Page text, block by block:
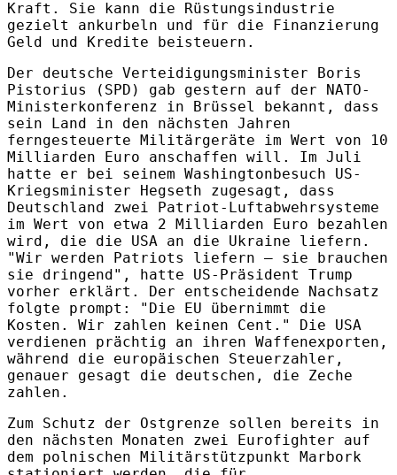
Kraft. Sie kann die Rüstungsindustrie
gezielt ankurbeln und für die Finanzierung
Geld und Kredite beisteuern.
Der deutsche Verteidigungsminister Boris
Pistorius (SPD) gab gestern auf der NATO-
Ministerkonferenz in Brüssel bekannt, dass
sein Land in den nächsten Jahren
ferngesteuerte Militärgeräte im Wert von 10
Milliarden Euro anschaffen will. Im Juli
hatte er bei seinem Washingtonbesuch US-
Kriegsminister Hegseth zugesagt, dass
Deutschland zwei Patriot-Luftabwehrsysteme
im Wert von etwa 2 Milliarden Euro bezahlen
wird, die die USA an die Ukraine liefern.
"Wir werden Patriots liefern – sie brauchen
sie dringend", hatte US-Präsident Trump
vorher erklärt. Der entscheidende Nachsatz
folgte prompt: "Die EU übernimmt die
Kosten. Wir zahlen keinen Cent." Die USA
verdienen prächtig an ihren Waffenexporten,
während die europäischen Steuerzahler,
genauer gesagt die deutschen, die Zeche
zahlen.
Zum Schutz der Ostgrenze sollen bereits in
den nächsten Monaten zwei Eurofighter auf
dem polnischen Militärstützpunkt Marbork